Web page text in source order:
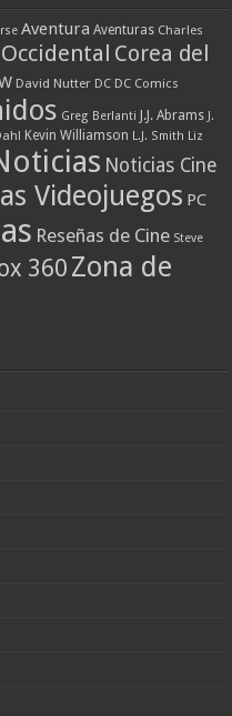
Aventura Aventuras Charles
Corea del
David Nutter DC DC Comics
Greg Berlanti J.J. Abrams J.
Kevin Williamson L.J. Smith Liz
Noticias Cine
Videojuegos PC
Reseñas de Cine Steve
360Zona de